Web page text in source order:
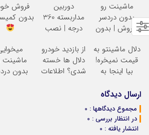
ماشینت رو
بدون دردسر
بفروش | بدون
کمسیون
دوربین
مداربسته 360
درجه | نصب
فروش
بدون
دلال ماشینتو به
قیمت نمیخره!
بیا اینجا به
بفروش*فقط
خریدار واقعی*
از بازدید خودرو
دلال ها خسته
شدی؟ اطلاعات
ماشینت
بدون
ارسال دیدگاه
مجموع دیدگاهها : 0
در انتظار بررسی : 0
انتشار یافته : 0